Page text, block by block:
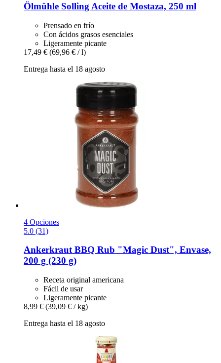
Ölmühle Solling Aceite de Mostaza, 250 ml
Prensado en frío
Con ácidos grasos esenciales
Ligeramente picante
17,49 € (69,96 € / l)
Entrega hasta el 18 agosto
4 Opciones
5.0 (31)
AnkerkrautBBQ Rub "Magic Dust", Envase,
200 g (230 g)
Receta original americana
Fácil de usar
Ligeramente picante
8,99 € (39,09 € / kg)
Entrega hasta el 18 agosto